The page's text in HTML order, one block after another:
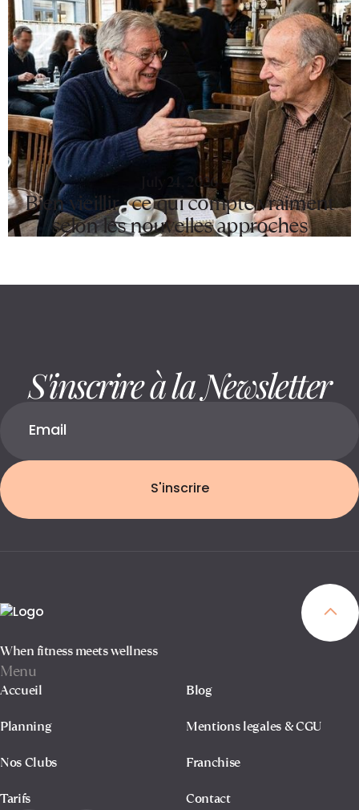
July 24, 2026
Bien vieillir : ce qui compte vraiment
selon les nouvelles approches
S'inscrire à la Newsletter
S'inscrire
When fitness meets wellness
Menu
Accueil
Planning
Nos Clubs
Tarifs
Blog
Mentions legales & CGU
Franchise
Contact